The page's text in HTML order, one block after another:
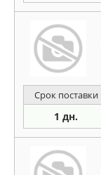
Срок поставки
1 дн.